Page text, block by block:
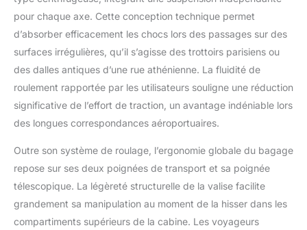
traction à double tube
et aux roues à ressort
souples qui
garantissent une
facilité d'utilisation et
de manipulation
optimales Le
compartiment inférieur
transversales
encastrées et
amovibles pour garder
en place; la grande
poche sur le séparateur
pour chaque axe. Cette conception technique permet
d’absorber efficacement les chocs lors des passages sur des
surfaces irrégulières, qu’il s’agisse des trottoirs parisiens ou
des dalles antiques d’une rue athénienne. La fluidité de
roulement rapportée par les utilisateurs souligne une réduction
significative de l’effort de traction, un avantage indéniable lors
des longues correspondances aéroportuaires.
Outre son système de roulage, l’ergonomie globale du bagage
repose sur ses deux poignées de transport et sa poignée
télescopique. La légèreté structurelle de la valise facilite
grandement sa manipulation au moment de la hisser dans les
compartiments supérieurs de la cabine. Les voyageurs